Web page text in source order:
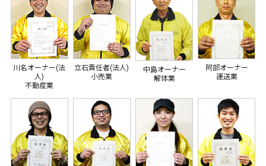
川名オーナー(法
人)
不動産業
立石責任者(法人)
小売業
中島オーナー
解体業
阿部オーナー
運送業